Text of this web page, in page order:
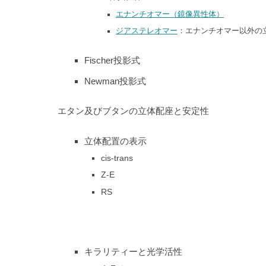
エナンチオマー（鏡像異性体）
ジアステレオマー ：エナンチオマー以外の
Fischer投影式
Newman投影式
エタン及びブタンの立体配座と安定性
立体配置の表示
cis-trans
Z-E
RS
キラリティーと光学活性